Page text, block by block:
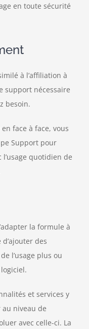
en toute sécurité
à l’affiliation à
support nécessaire
besoin.
face à face, vous
Support pour
quotidien de
la formule à
des
l’usage plus ou
et services y
niveau de
avec celle-ci. La